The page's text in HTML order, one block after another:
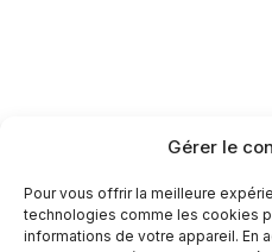
Gérer le
Pour vous offrir la meilleure
technologies comme les cookies
informations de votre appareil. En